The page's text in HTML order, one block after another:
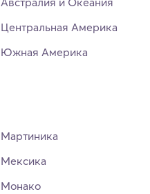
Центральная Америка
Южная Америка
Мартиника
Мексика
Монако